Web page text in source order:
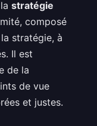
stratégie
composé
stratégie, à
Il est
de la
de vue
et justes.